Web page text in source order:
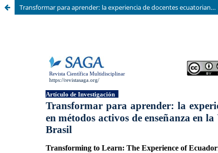
Transformar para aprender: la experiencia de docentes ecuatorianos en métodos activos de enseñanza en la Universidad Federal de Viçosa, Brasil